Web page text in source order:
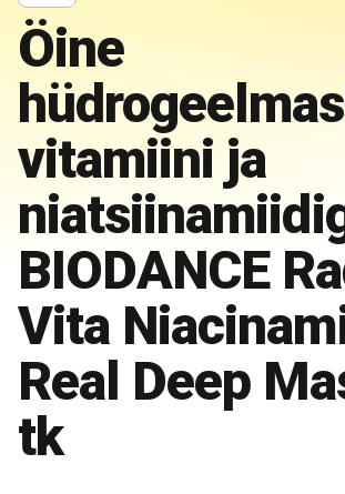
Öine
vitamiini ja
BIODANCE
Vita
Real Deep
tk